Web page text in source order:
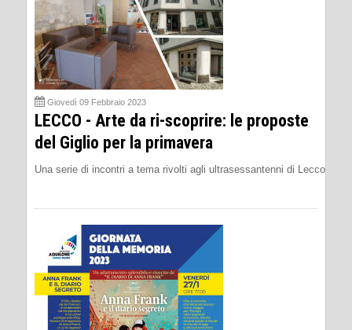
Giovedì 09 Febbraio 2023
LECCO - Arte da ri-scoprire: le proposte
del Giglio per la primavera
Una serie di incontri a tema rivolti agli ultrasessantenni di Lecco